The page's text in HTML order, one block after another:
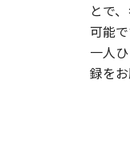
とで
可能
一人
録を